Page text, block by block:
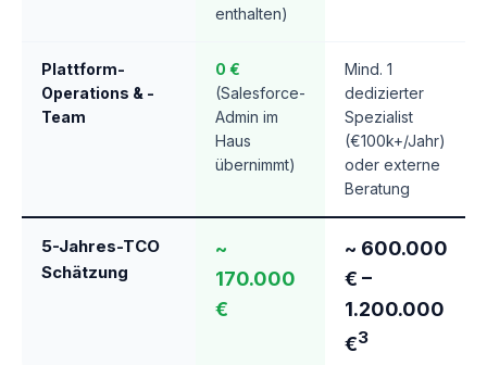
enthalten)
Plattform-
Operations & -
Team
0 €
(Salesforce-
Admin im
Haus
übernimmt)
Mind. 1
dedizierter
Spezialist
(€100k+/Jahr)
oder externe
Beratung
5-Jahres-TCO
Schätzung
~
170.000
€
~ 600.000
€ –
1.200.000
€3